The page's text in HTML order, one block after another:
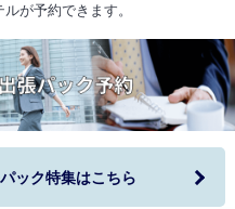
が予約できます。
ック特集はこちら